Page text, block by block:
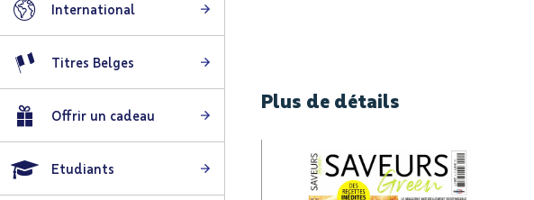
Plus de détails
International
Titres Belges
Offrir un cadeau
Etudiants